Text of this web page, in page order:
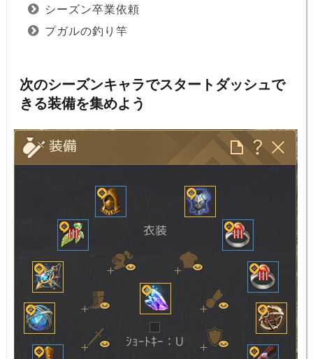
シーズン卒業依頼
プガルの釣り竿
次のシーズンキャラでスタートダッシュで
きる装備を集めよう